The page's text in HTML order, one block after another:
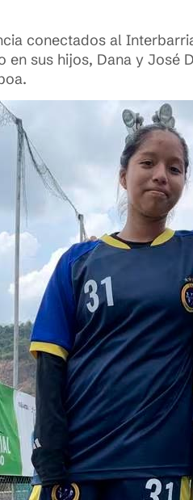
conectados al
en sus hijos, Dana y José